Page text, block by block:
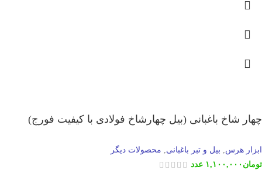
چهار شاخ باغبانی (بیل چهارشاخ فولادی با کیفیت فورج)
ابزار هرس, بیل و تبر باغبانی, محصولات دیگر
تومان ۱,۱۰۰,۰۰۰ عدد